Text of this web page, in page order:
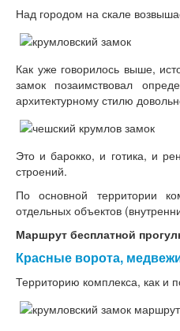
Над городом на скале
Как уже говорилось выше,
замок позаимствовал
архитектурному стилю
Это и барокко, и готика, и
строений.
По основной территории
отдельных объектов
Маршрут бесплатной
Красные ворота,
Территорию комплекса, как и